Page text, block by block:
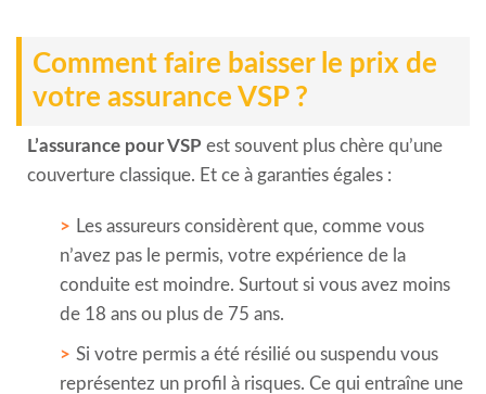
Comment faire baisser le prix de
votre assurance VSP ?
L’assurance pour VSP est souvent plus chère qu’une
couverture classique. Et ce à garanties égales :
Les assureurs considèrent que, comme vous
n’avez pas le permis, votre expérience de la
conduite est moindre. Surtout si vous avez moins
de 18 ans ou plus de 75 ans.
Si votre permis a été résilié ou suspendu vous
représentez un profil à risques. Ce qui entraîne une